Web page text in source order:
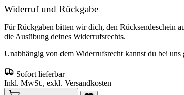
Widerruf und Rückgabe
Für Rückgaben bitten wir dich, den Rücksendeschein
die Ausübung deines Widerrufsrechts.
Unabhängig von dem Widerrufsrecht kannst du bei
Sofort lieferbar
Inkl. MwSt., exkl. Versandkosten